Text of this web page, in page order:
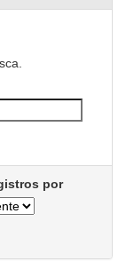
por